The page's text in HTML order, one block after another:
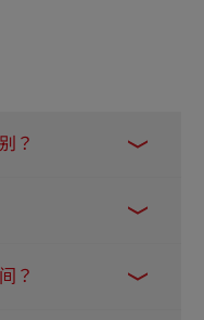
？
并采用专门的重
国际重货运输，
合对时效要求较
？